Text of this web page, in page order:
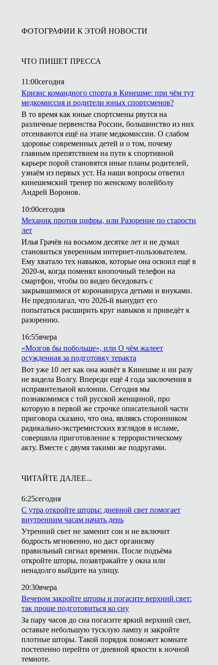
ФОТОГРАФИИ К ЭТОЙ НОВОСТИ
ЧТО ПИШЕТ ПРЕССА
11:00сегодня
Кризис командного спорта в Кинешме: при чём тут
медкомиссия и родители юных спортсменов?
В то время как юные спортсмены рвутся на
различные первенства России, большинство из них
отсеиваются ещё на этапе медкомиссии. О слабом
здоровье современных детей и о том, почему
главным препятствием на пути к спортивной
карьере порой становятся иные планы родителей,
узнаём из первых уст. На наши вопросы ответил
кинешемский тренер по женскому волейболу
Андрей Воронов.
10:00сегодня
Механик против цифры, или Разорение по старости
лет
Илья Грачёв на восьмом десятке лет и не думал
становиться уверенным интернет-пользователем.
Ему хватало тех навыков, которые она освоил ещё в
2020-м, когда поменял кнопочный телефон на
смартфон, чтобы по видео беседовать с
закрывшимися от коронавируса детьми и внуками.
Не предполагал, что 2026-й вынудит его
попытаться расширить круг навыков и приведёт к
разорению.
16:55вчера
«Мозгов бы побольше», или О чём жалеет
осужденная за подготовку теракта
Вот уже 10 лет как она живёт в Кинешме и ни разу
не видела Волгу. Впереди ещё 4 года заключения в
исправительной колонии. Сегодня мы
познакомимся с той русской женщиной, про
которую в первой же строчке описательной части
приговора сказано, что она, являясь сторонником
радикально-экстремистских взглядов в исламе,
совершила приготовление к террористическому
акту. Вместе с двумя такими же подругами.
ЧИТАЙТЕ ДАЛЕЕ...
6:25сегодня
С утра откройте шторы: дневной свет помогает
внутренним часам начать день
Утренний свет не заменит сон и не включит
бодрость мгновенно, но даст организму
правильный сигнал времени. После подъёма
откройте шторы, позавтракайте у окна или
ненадолго выйдите на улицу.
20:30вчера
Вечером закройте шторы и погасите верхний свет:
так проще подготовиться ко сну
За пару часов до сна погасите яркий верхний свет,
оставьте небольшую тусклую лампу и закройте
плотные шторы. Такой порядок поможет комнате
постепенно перейти от дневной яркости к ночной
темноте.